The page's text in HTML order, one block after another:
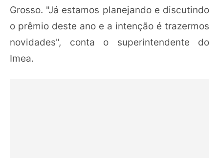
Grosso. "Já estamos planejando e discutindo
o prêmio deste ano e a intenção é trazermos
novidades", conta o superintendente do
Imea.